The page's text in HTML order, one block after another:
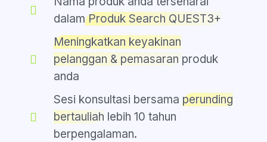
dalamProduk Search QUEST3+
Meningkatkan keyakinan
pelanggan & pemasaran produk
anda
Sesi konsultasi bersama perunding
bertauliah lebih 10 tahun
berpengalaman.